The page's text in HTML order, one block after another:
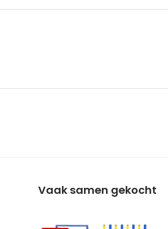
Vaak samen gekocht